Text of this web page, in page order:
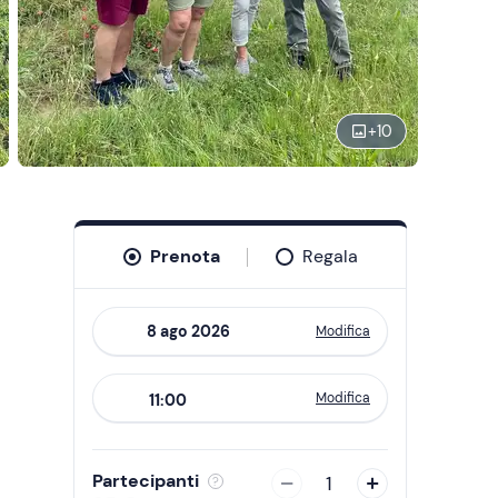
+10
Prenota Regala
forward
to
interact
with
Modifica
11:00 Modifica
Partecipanti 1